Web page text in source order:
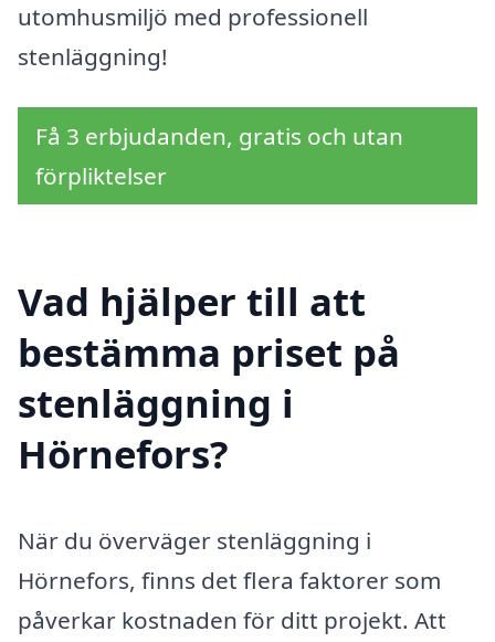
utomhusmiljö med professionell
stenläggning!
Få 3 erbjudanden, gratis och utan
förpliktelser
Vad hjälper till att
bestämma priset på
stenläggning i
Hörnefors?
När du överväger stenläggning i
Hörnefors, finns det flera faktorer som
påverkar kostnaden för ditt projekt. Att